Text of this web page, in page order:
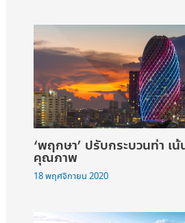
‘พฤกษา’ ปรับกระบวนท่า เน้
คุณภาพ
18 พฤศจิกายน 2020